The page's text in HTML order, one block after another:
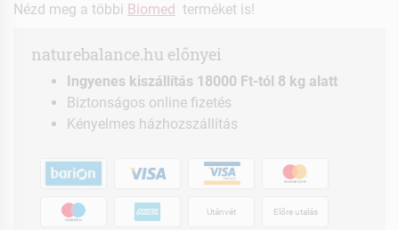
Nézd meg a többi Biomed terméket is!
naturebalance.hu előnyei
Ingyenes kiszállítás 18000 Ft-tól 8 kg alatt
Biztonságos online fizetés
Kényelmes házhozszállítás
Utánvét Előre utalás